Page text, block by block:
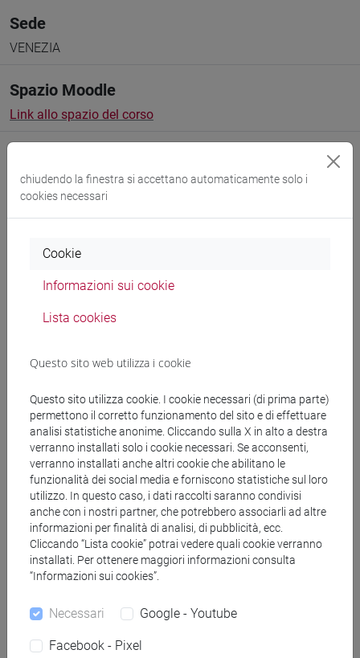
Sede
VENEZIA
Spazio Moodle
Link allo spazio del corso
Programma
Docenti
ZILIO-GRANDI Gaetano- 30h Lezione
Materiali didattici
Materiali su Moodle
Corsi di studio e percorsi
[ET11] ECONOMIA AZIENDALE - Laurea
[ETR11] ECONOMIA AZIENDALE - Laurea
percorso comune
chiudendo la finestra si accettano automaticamente solo i
cookies necessari
Cookie
Informazioni sui cookie
Lista cookies
Questo sito web utilizza i cookie
Questo sito utilizza cookie. I cookie necessari (di prima parte)
permettono il corretto funzionamento del sito e di effettuare
analisi statistiche anonime. Cliccando sulla X in alto a destra
verranno installati solo i cookie necessari. Se acconsenti,
verranno installati anche altri cookie che abilitano le
funzionalità dei social media e forniscono statistiche sul loro
utilizzo. In questo caso, i dati raccolti saranno condivisi
anche con i nostri partner, che potrebbero associarli ad altre
informazioni per finalità di analisi, di pubblicità, ecc.
Cliccando “Lista cookie” potrai vedere quali cookie verranno
installati. Per ottenere maggiori informazioni consulta
“Informazioni sui cookies”.
Necessari Google - Youtube
Facebook - Pixel